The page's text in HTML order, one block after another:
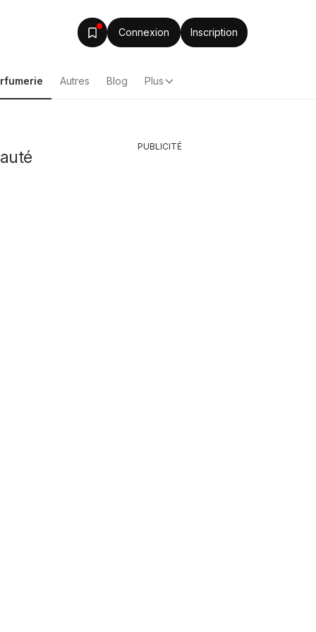
Connexion Inscription
Autres Blog Plus
PUBLICITÉ